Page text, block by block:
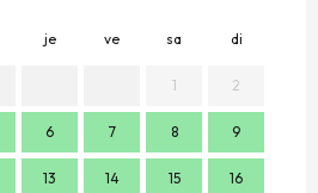
je ve sa di
1 2
6 7 8 9
13 14 15 16